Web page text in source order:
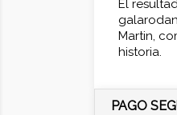
El
Martin,
historia.
PAGO